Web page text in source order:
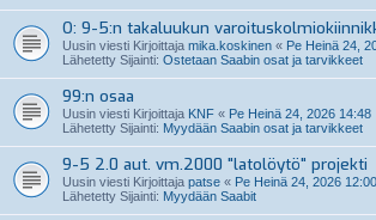
O: 9-5:n takaluukun
Uusin viesti Kirjoittaja mika.koskinen « Pe Heinä 24,
Lähetetty Sijainti: Ostetaan Saabin osat ja tarvikkeet
99:n osaa
Uusin viesti Kirjoittaja KNF « Pe Heinä 24, 2026 14:48
Lähetetty Sijainti: Myydään Saabin osat ja tarvikkeet
9-5 2.0 aut. vm.2000 "latolöytö" projekti
Uusin viesti Kirjoittaja patse « Pe Heinä 24, 2026 12:00
Lähetetty Sijainti: Myydään Saabit